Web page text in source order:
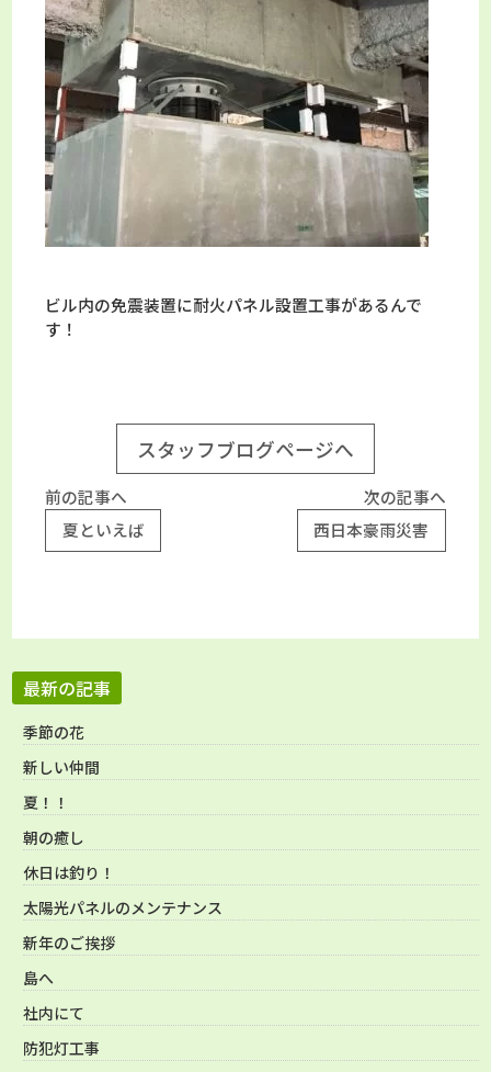
ビル内の免震装置に耐火パネル設置工事があるんで
す！
スタッフブログページへ
前の記事へ
夏といえば
次の記事へ
西日本豪雨災害
最新の記事
季節の花
新しい仲間
夏！！
朝の癒し
休日は釣り！
太陽光パネルのメンテナンス
新年のご挨拶
島へ
社内にて
防犯灯工事